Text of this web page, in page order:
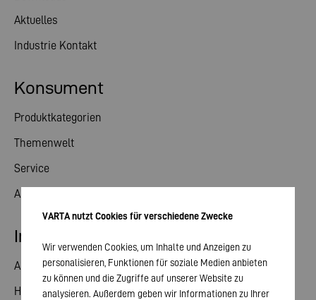
Konsument
Produktkategorien
Themenwelt
Service
Aktuelles
Aktuelles
Industrie Kontakt
Investor Relations
Aktie
Hauptversammlung
VARTA nutzt Cookies für verschiedene Zwecke
Wir verwenden Cookies, um Inhalte und Anzeigen zu
personalisieren, Funktionen für soziale Medien anbieten
zu können und die Zugriffe auf unserer Website zu
analysieren. Außerdem geben wir Informationen zu Ihrer